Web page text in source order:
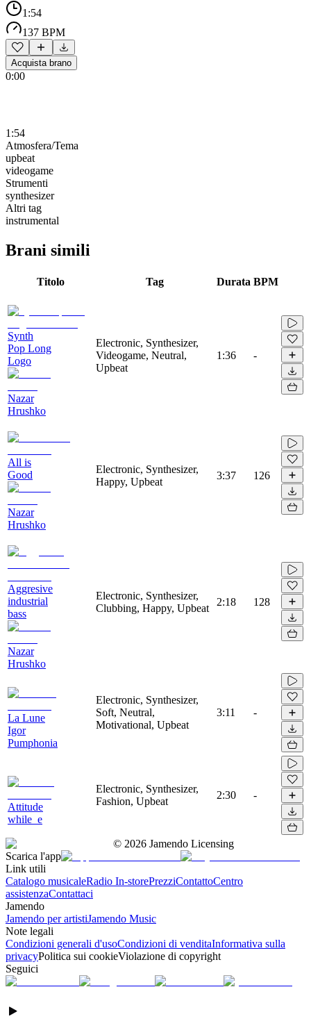
1:54
137 BPM
Acquista brano
0:00
1:54
Atmosfera/Tema
upbeat
videogame
Strumenti
synthesizer
Altri tag
instrumental
Brani simili
Titolo Tag Durata BPM
Synth
Pop Long
Logo
Nazar
Hrushko
Electronic, Synthesizer,
Videogame, Neutral,
Upbeat
1:36 -
All is
Good
Nazar
Hrushko
Electronic, Synthesizer,
Happy, Upbeat
3:37 126
Aggresive
industrial
bass
Nazar
Hrushko
Electronic, Synthesizer,
Clubbing, Happy, Upbeat
2:18 128
La Lune
Igor
Pumphonia
Electronic, Synthesizer,
Soft, Neutral,
Motivational, Upbeat
3:11 -
Attitude
while_e
Electronic, Synthesizer,
Fashion, Upbeat
2:30 -
© 2026 Jamendo Licensing
Scarica l'app
Link utili
Catalogo musicaleRadio In-storePrezziContattoCentro
assistenzaContattaci
Jamendo
Jamendo per artistiJamendo Music
Note legali
Condizioni generali d'usoCondizioni di venditaInformativa sulla
privacyPolitica sui cookieViolazione di copyright
Seguici